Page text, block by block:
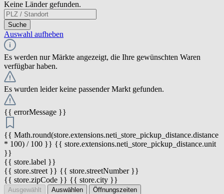
Keine Länder gefunden.
Suche
Auswahl aufheben
Es werden nur Märkte angezeigt, die Ihre gewünschten Waren
verfügbar haben.
Es wurden leider keine passender Markt gefunden.
{{ errorMessage }}
{{ Math.round(store.extensions.neti_store_pickup_distance.distance
* 100) / 100 }} {{ store.extensions.neti_store_pickup_distance.unit
}}
{{ store.label }}
{{ store.street }} {{ store.streetNumber }}
{{ store.zipCode }} {{ store.city }}
Ausgewählt Auswählen Öffnungszeiten